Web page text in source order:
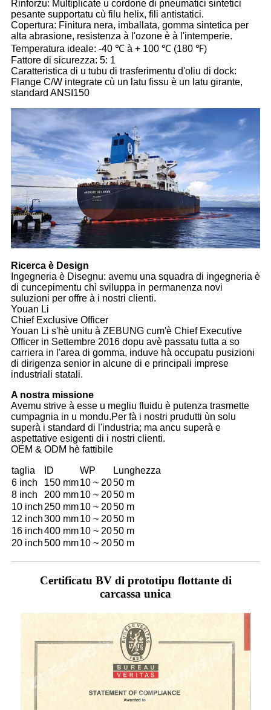
Rinforzu: Multiplicate u cordone di pneumatici sintetici
pesante supportatu cù filu helix, fili antistatici.
Copertura: Finitura nera, imballata, gomma sintetica per
alta abrasione, resistenza à l'ozone è à l'intemperie.
Temperatura ideale: -40 ℃ à + 100 ℃ (180 ℉)
Fattore di sicurezza: 5: 1
Caratteristica di u tubu di trasferimentu d'oliu di dock:
Flange C/W integrate cù un latu fissu è un latu girante,
standard ANSI150
Ricerca è Design
Ingegneria è Disegnu: avemu una squadra di ingegneria è
di cuncepimentu chì sviluppa in permanenza novi
suluzioni per offre à i nostri clienti.
Youan Li
Chief Exclusive Officer
Youan Li s'hè unitu à ZEBUNG cum'è Chief Executive
Officer in Settembre 2016 dopu avè passatu tutta a so
carriera in l'area di gomma, induve hà occupatu pusizioni
di dirigenza senior in alcune di e principali imprese
industriali statali.
A nostra missione
Avemu strive à esse u megliu fluidu è putenza trasmette
cumpagnia in u mondu.Per fà i nostri prudutti ùn solu
superà i standard di l'industria; ma ancu superà e
aspettative esigenti di i nostri clienti.
OEM & ODM hè fattibile
taglia ID WP
Lunghezza
6 inch
150 mm10 ~ 2050 m
8 inch
200 mm10 ~ 2050 m
10 inch 250 mm10 ~ 2050 m
12 inch300 mm10 ~ 2050 m
16 inch400 mm10 ~ 2050 m
20 inch500 mm10 ~ 2050 m
Certificatu BV di prototipu flottante di
carcassa unica